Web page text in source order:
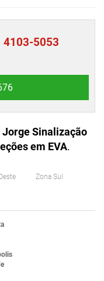
4103-5053
Jorge Sinalização
em EVA.
Zona Sul